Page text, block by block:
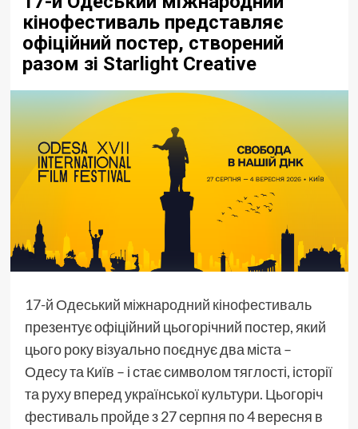
кінофестиваль представляє
офіційний постер, створений
разом зі Starlight Creative
17-й Одеський міжнародний кінофестиваль
презентує офіційний цьогорічний постер, який
цього року візуально поєднує два міста –
Одесу та Київ – і стає символом тяглості, історії
та руху вперед української культури. Цьогоріч
фестиваль пройде з 27 серпня по 4 вересня в